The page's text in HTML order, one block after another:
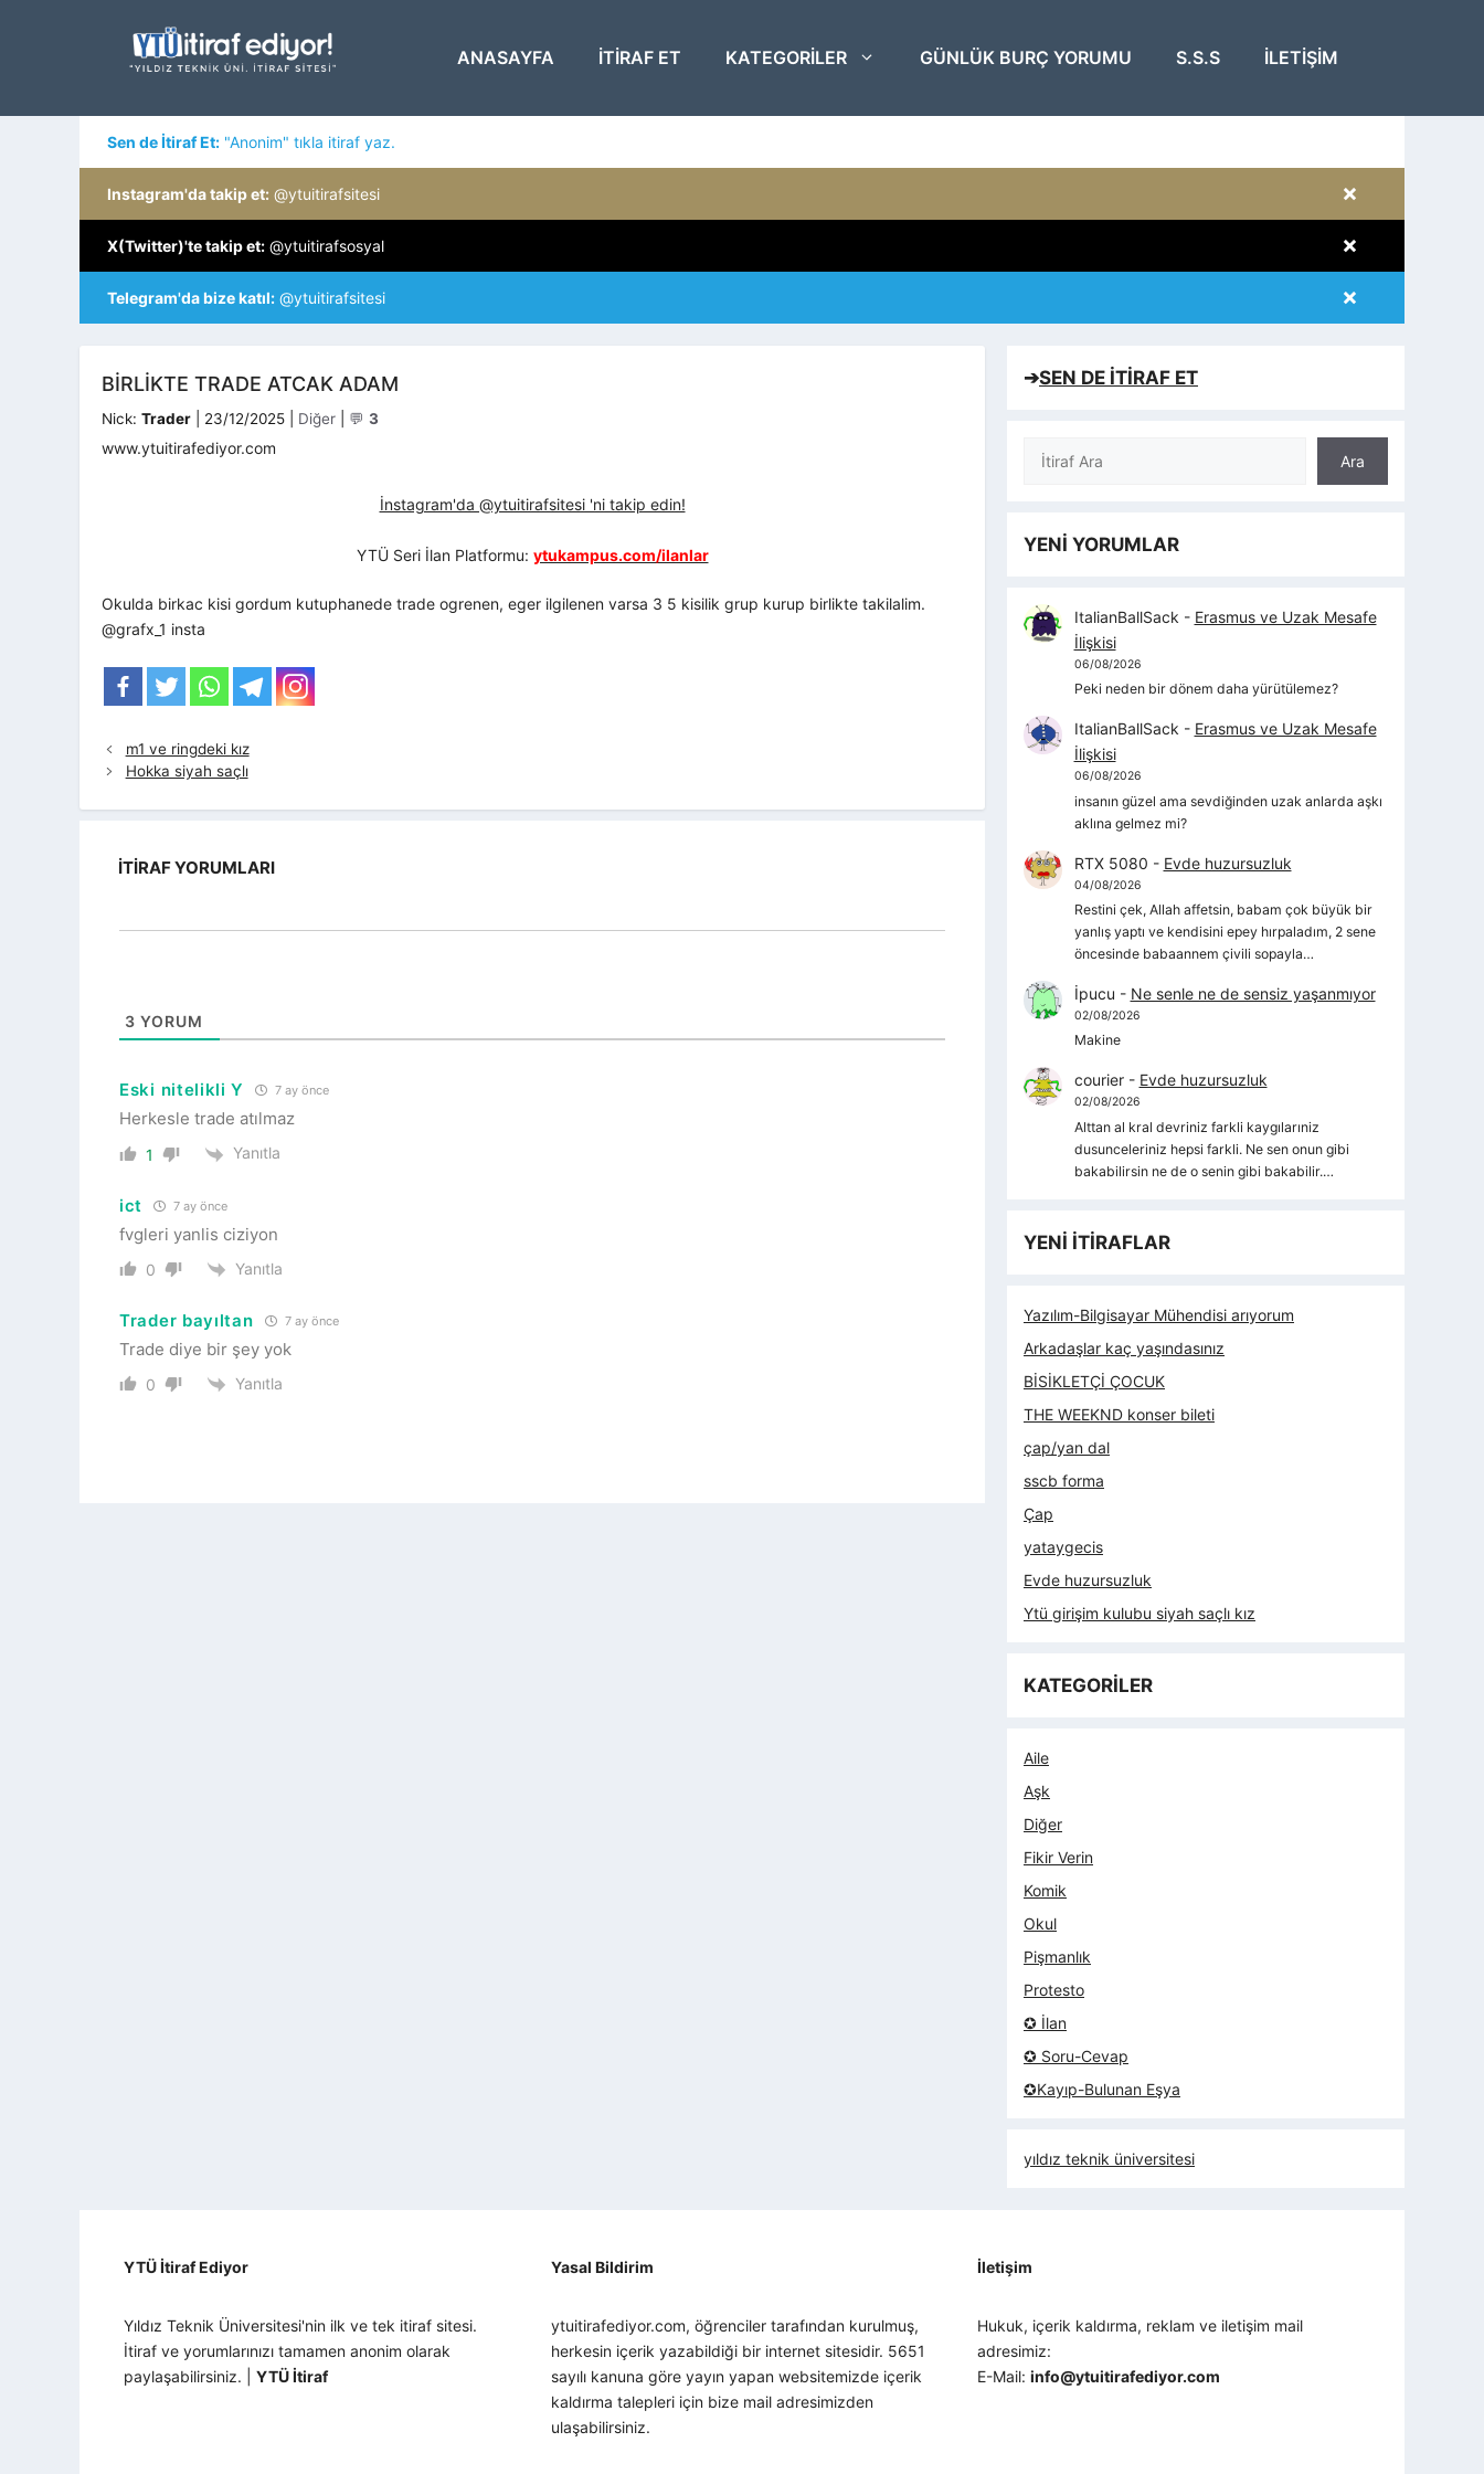
ANASAYFA ITIRAF ET KATEGORILER GÜNLÜK BURÇ YORUMU S.S.S İLETIŞIM
Sen de İtiraf Et: "Anonim" tıkla itiraf yaz.
×
Instagram'da takip et: @ytuitirafsitesi
×
X(Twitter)'te takip et: @ytuitirafsosyal
×
Telegram'da bize katıl: @ytuitirafsitesi
BIRLIKTE TRADE ATCAK ADAM
Nick: Trader 23/12/2025 Kategoriler
Diğer 💬 3
www.ytuitirafediyor.com
İnstagram'da @ytuitirafsitesi 'ni takip edin!
YTÜ Seri İlan Platformu: ytukampus.com/ilanlar
Okulda birkac kisi gordum kutuphanede trade ogrenen, eger ilgilenen varsa 3 5 kisilik grup kurup birlikte takilalim.
@grafx_1 insta
m1 ve ringdeki kız
Hokka siyah saçlı
İTIRAF YORUMLARI
3 YORUM
Eski nitelikli Y 7 ay önce
Herkesle trade atılmaz
1 Yanıtla
ict 7 ay önce
fvgleri yanlis ciziyon
0 Yanıtla
Trader bayıltan 7 ay önce
Trade diye bir şey yok
0 Yanıtla
➔SEN DE İTİRAF ET
Ara
Ara
YENİ YORUMLAR
ItalianBallSack - Erasmus ve Uzak Mesafe
İlişkisi
06/08/2026
Peki neden bir dönem daha yürütülemez?
ItalianBallSack - Erasmus ve Uzak Mesafe
İlişkisi
06/08/2026
insanın güzel ama sevdiğinden uzak anlarda aşkı
aklına gelmez mi?
RTX 5080 - Evde huzursuzluk
04/08/2026
Restini çek, Allah affetsin, babam çok büyük bir
yanlış yaptı ve kendisini epey hırpaladım, 2 sene
öncesinde babaannem çivili sopayla…
İpucu - Ne senle ne de sensiz yaşanmıyor
02/08/2026
Makine
courier- Evde huzursuzluk
02/08/2026
Alttan al kral devriniz farkli kaygılarıniz
dusunceleriniz hepsi farkli. Ne sen onun gibi
bakabilirsin ne de o senin gibi bakabilir.…
YENİ İTİRAFLAR
Yazılım-Bilgisayar Mühendisi arıyorum
Arkadaşlar kaç yaşındasınız
BİSİKLETÇİ ÇOCUK
THE WEEKND konser bileti
çap/yan dal
sscb forma
Çap
yataygecis
Evde huzursuzluk
Ytü girişim kulubu siyah saçlı kız
KATEGORİLER
Aile
Aşk
Diğer
Fikir Verin
Komik
Okul
Pişmanlık
Protesto
✪ İlan
✪ Soru-Cevap
✪Kayıp-Bulunan Eşya
yıldız teknik üniversitesi
YTÜ İtiraf Ediyor
Yıldız Teknik Üniversitesi'nin ilk ve tek itiraf sitesi.
İtiraf ve yorumlarınızı tamamen anonim olarak
paylaşabilirsiniz. | YTÜ İtiraf
Yasal Bildirim
ytuitirafediyor.com, öğrenciler tarafından kurulmuş,
herkesin içerik yazabildiği bir internet sitesidir. 5651
sayılı kanuna göre yayın yapan websitemizde içerik
kaldırma talepleri için bize mail adresimizden
ulaşabilirsiniz.
İletişim
Hukuk, içerik kaldırma, reklam ve iletişim mail
adresimiz:
E-Mail:info@ytuitirafediyor.com